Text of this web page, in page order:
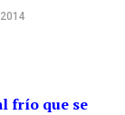
frío que se